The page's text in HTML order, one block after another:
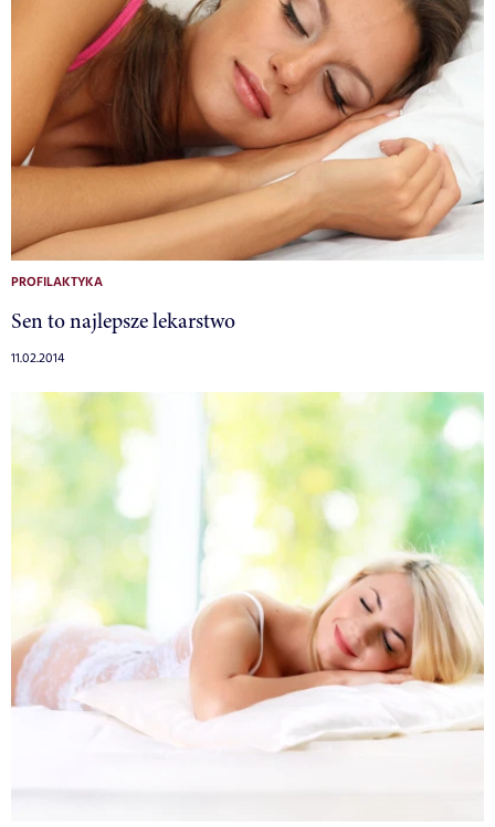
PROFILAKTYKA
Sen to najlepsze lekarstwo
11.02.2014